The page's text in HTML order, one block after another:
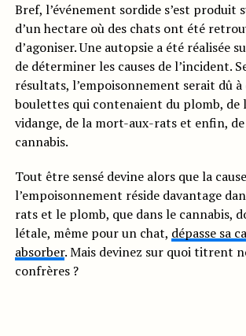
Bref, l’événement sordide s’est produit
d’un hectare où des chats ont été
d’agoniser. Une autopsie a été réalisée
de déterminer les causes de l’incident.
résultats, l’empoisonnement serait dû
boulettes qui contenaient du plomb, de
vidange, de la mort-aux-rats et enfin,
cannabis.
Tout être sensé devine alors que la
l’empoisonnement réside davantage
rats et le plomb, que dans le cannabis,
létale, même pour un chat, dépasse sa
absorber. Mais devinez sur quoi titrent
confrères ?